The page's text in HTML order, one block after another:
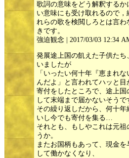
歌詞の意味をどう解釈する
い意味にも受け取れるので
れらの歌を検閲しろとは言
きです。
強迫観念 | 2017/03/03 12:34
発展途上国の飢えた子供た
いましたが
「いったい何十年『恵まれ
んだよ」と言われてハッと目
寄付をしたところで、途上国
して末端まで届かないそうで
その繰り返しだから、何十
いし今でも寄付を集る…
それとも、もしやこれは元
うか。
またお国柄もあって、現金
して働かなくなり、